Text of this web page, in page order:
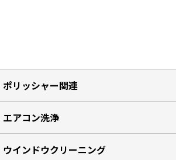
ポリッシャー関連
エアコン洗浄
ウインドウクリーニング